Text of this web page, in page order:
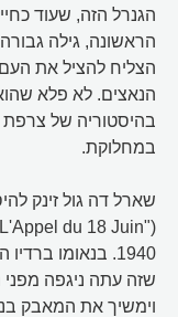
הגנרל הזה, שעוד
הראשונה, גילה
הצליח להציל את העם
הנאצים. לא פלא
בהיסטוריה של צרפת
במחלוקת.
שזה עתה ניגפה מפני
וימשיך את המאבק